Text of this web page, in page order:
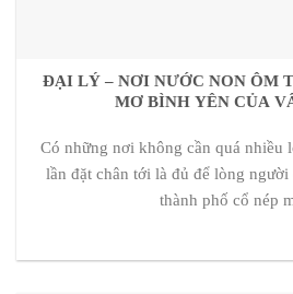
ĐẠI LÝ – NƠI NƯỚC NON ÔM
MƠ BÌNH YÊN CỦA
Có những nơi không cần quá nhiều
lần đặt chân tới là đủ để lòng
thành phố cổ nép